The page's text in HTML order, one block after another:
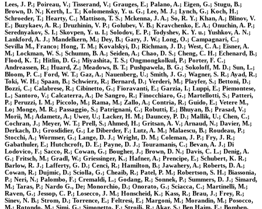
Lees, J. P.; Poireau, V.; Tisserand, V.; Grauges, E.; Palano, A.; Eigen, G.; Stugu, B.;
Brown, D. N.; Kerth, L. T.; Kolomensky, Y. u. G.; Lee, M. J.; Lynch, G.; Koch, H.;
Schroeder, T.; Hearty, C.; Mattison, T. S.; Mckenna, J. A.; So, R. Y.; Khan, A.; Blinov, V.
E.; Buzykaev, A. R.; Druzhinin, V. P.; Golubev, V. B.; Kravchenko, E. A.; Onuchin, A. P.;
Serednyakov, S. I.; Skovpen, Y. u. I.; Solodov, E. P.; Todyshev, K. Y. u.; Yushkov, A. N.;
Lankford, A. J.; Mandelkern, M.; Dey, B.; Gary, J. W.; Long, O.; Campagnari, C.;
Sevilla M., Franco; Hong, T. M.; Kovalskyi, D.; Richman, J. D.; West, C. A.; Eisner, A.
M.; Lockman, W. S.; Schumm, B. A.; Seiden, A.; Chao, D. S.; Cheng, C. H.; Echenard, B.;
Flood, K. T.; Hitlin, D. G.; Miyashita, T. S.; Ongmongkolkul, P.; Porter, F. C.;
Andreassen, R.; Huard, Z.; Meadows, B. T.; Pushpawela, B. G.; Sokoloff, M. D.; Sun, L.;
Bloom, P. C.; Ford, W. T.; Gaz, A.; Nauenberg, U.; Smith, J. G.; Wagner, S. R.; Ayad, R.;
Toki, W. H.; Spaan, B.; Schwierz, R.; Bernard, D.; Verderi, M.; Playfer, S.; Bettoni, D.;
Bozzi, C.; Calabrese, R.; Cibinetto, G.; Fioravanti, E.; Garzia, I.; Luppi, E.; Piemontese,
L.; Santoro, V.; Calcaterra, A.; De Sangro, R.; Finocchiaro, G.; Martellotti, S.; Patteri,
P.; Peruzzi, I. M.; Piccolo, M.; Rama, M.; Zallo, A.; Contria, R.; Guido, E.; Vetere M.,
Lo; Monge, M. R.; Passaggio, S.; Patrignani, C.; Robutti, E.; Bhuyan, B.; Prasad, V.;
Morii, M.; Adametz, A.; Uwer, U.; Lacker, H. M.; Dauncey, P. D.; Mallik, U.; Chen, C.;
Cochran, J.; Meyer, W. T.; Prell, S.; Ahmed, H.; Gritsan, A. V.; Arnaud, N.; Davier, M.;
Derkach, D.; Grosdidier, G.; Le Diberder, F.; Lutz, A. M.; Malaescu, B.; Roudeau, P.;
Stocchi, A.; Wormser, G.; Lange, D. J.; Wright, D. M.; Coleman, J. P.; Fry, J. R.;
Gabathuler, E.; Hutchcroft, D. E.; Payne, D. J.; Touramanis, C.; Bevan, A. J.; Di
Lodovico, F.; Sacco, R.; Cowan, G.; Bougher, J.; Brown, D. N.; Davis, C. L.; Denig, A.
G.; Fritsch, M.; Gradl, W.; Griessinger, K.; Hafner, A.; Prencipe, E.; Schubert, K. R.;
Barlow, R. J.; Lafferty, G. D.; Cenci, R.; Hamilton, B.; Jawahery, A.; Roberts, D. A.;
Cowan, R.; Dujmic, D.; Sciolla, G.; Cheaib, R.; Patel, P. M.; Robertson, S. H.; Biassonia,
P.; Neri, N.; Palombo, F.; Cremaldi, L.; Godang, R.; Sonnek, P.; Summers, D. J.; Simard,
M.; Taras, P.; Nardo G., De; Monorchio, D.; Onorato, G.; Sciacca, C.; Martinelli, M.;
Raven, G.; Jessop, C. P.; Losecco, J. M.; Honscheid, K.; Kass, R.; Brau, J.; Frey, R.;
Sinev, N. B.; Strom, D.; Torrence, E.; Feltresi, E.; Margoni, M.; Morandin, M.; Posocco,
M.; Rotondo, M.; Simi, G.; Simonetto, F.; Stroili, R.; Akar, S.; Ben Haim, E.; Bomben,